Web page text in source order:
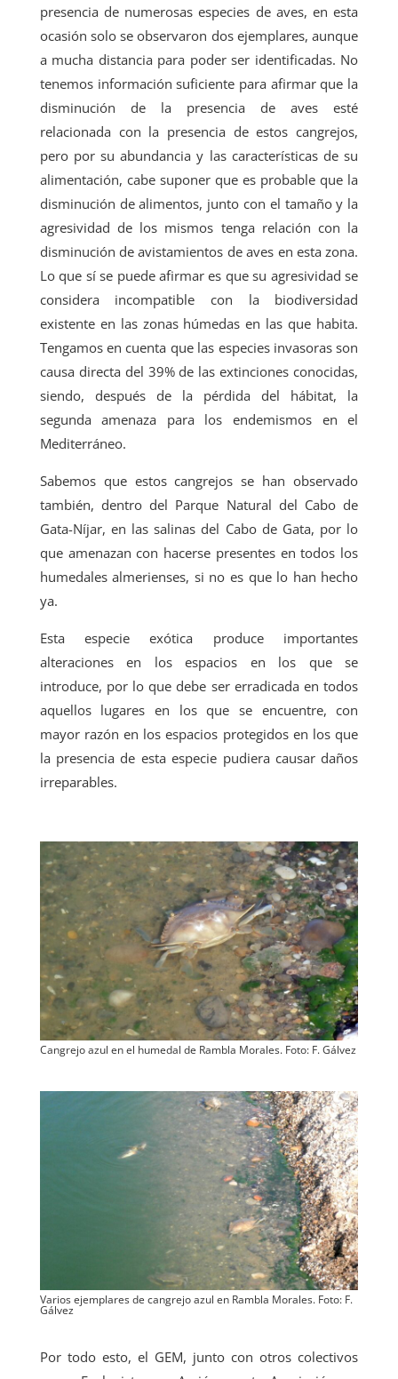
presencia de numerosas especies de aves, en esta
ocasión solo se observaron dos ejemplares, aunque
a mucha distancia para poder ser identificadas. No
tenemos información suficiente para afirmar que la
disminución de la presencia de aves esté
relacionada con la presencia de estos cangrejos,
pero por su abundancia y las características de su
alimentación, cabe suponer que es probable que la
disminución de alimentos, junto con el tamaño y la
agresividad de los mismos tenga relación con la
disminución de avistamientos de aves en esta zona.
Lo que sí se puede afirmar es que su agresividad se
considera incompatible con la biodiversidad
existente en las zonas húmedas en las que habita.
Tengamos en cuenta que las especies invasoras son
causa directa del 39% de las extinciones conocidas,
siendo, después de la pérdida del hábitat, la
segunda amenaza para los endemismos en el
Mediterráneo.
Sabemos que estos cangrejos se han observado
también, dentro del Parque Natural del Cabo de
Gata-Níjar, en las salinas del Cabo de Gata, por lo
que amenazan con hacerse presentes en todos los
humedales almerienses, si no es que lo han hecho
ya.
Esta especie exótica produce importantes
alteraciones en los espacios en los que se
introduce, por lo que debe ser erradicada en todos
aquellos lugares en los que se encuentre, con
mayor razón en los espacios protegidos en los que
la presencia de esta especie pudiera causar daños
irreparables.
Cangrejo azul en el humedal de Rambla Morales. Foto: F. Gálvez
Varios ejemplares de cangrejo azul en Rambla Morales. Foto: F.
Gálvez
Por todo esto, el GEM, junto con otros colectivos